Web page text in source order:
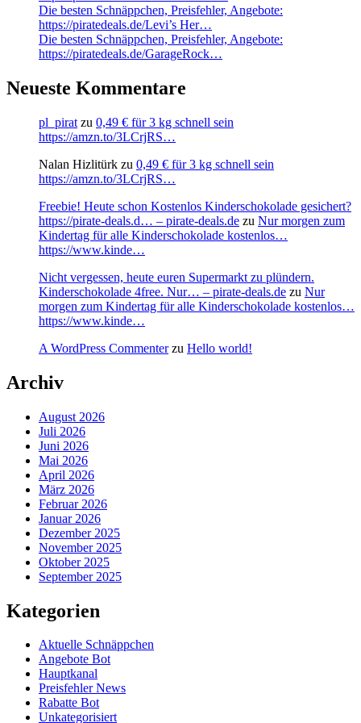
Die besten Schnäppchen, Preisfehler, Angebote:
https://piratedeals.de/Levi’s Her…
Die besten Schnäppchen, Preisfehler, Angebote:
https://piratedeals.de/GarageRock…
Neueste Kommentare
pl_pirat zu 0,49 € für 3 kg schnell sein
https://amzn.to/3LCrjRS…
Nalan Hizlitürk zu 0,49 € für 3 kg schnell sein
https://amzn.to/3LCrjRS…
Freebie! Heute schon Kostenlos Kinderschokolade gesichert?
https://pirate-deals.d… – pirate-deals.de zu Nur morgen zum
Kindertag für alle Kinderschokolade kostenlos…
https://www.kinde…
Nicht vergessen, heute euren Supermarkt zu plündern.
Kinderschokolade 4free. Nur… – pirate-deals.de zu Nur
morgen zum Kindertag für alle Kinderschokolade kostenlos…
https://www.kinde…
A WordPress Commenterzu Hello world!
Archiv
August 2026
Juli 2026
Juni 2026
Mai 2026
April 2026
März 2026
Februar 2026
Januar 2026
Dezember 2025
November 2025
Oktober 2025
September 2025
Kategorien
Aktuelle Schnäppchen
Angebote Bot
Hauptkanal
Preisfehler News
Rabatte Bot
Unkategorisiert